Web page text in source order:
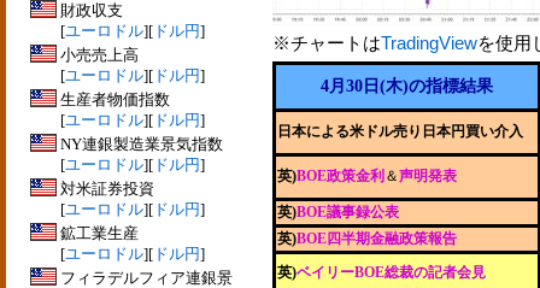
財政収支
[ユーロドル][ ドル円]
小売売上高
[ユーロドル][ ドル円]
生産者物価指数
[ユーロドル][ ドル円]
NY連銀製造業景気指数
[ユーロドル][ ドル円]
対米証券投資
[ユーロドル][ ドル円]
鉱工業生産
[ユーロドル][ ドル円]
フィラデルフィア連銀景
※チャートはTradingViewを使用
4月30日(木)の指標結果
日本による米ドル売り日本円買い介入
英)BOE政策金利 ＆声明発表
英)BOE議事録公表
英)BOE四半期金融政策報告
英)ベイリーBOE総裁の記者会見